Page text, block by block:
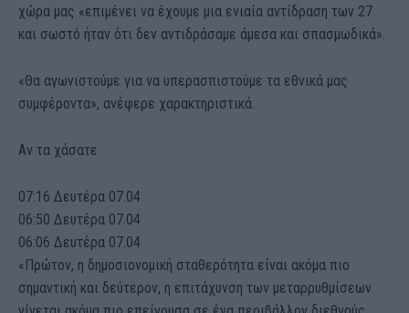
χώρα μας «επιμένει να έχουμε μια ενιαία αντίδραση των 27
και σωστό ήταν ότι δεν αντιδράσαμε άμεσα και σπασμωδικά».
«Θα αγωνιστούμε για να υπερασπιστούμε τα εθνικά μας
συμφέροντα», ανέφερε χαρακτηριστικά.
Αν τα χάσατε
07:16 Δευτέρα 07.04
06:50 Δευτέρα 07.04
06:06 Δευτέρα 07.04
«Πρώτον, η δημοσιονομική σταθερότητα είναι ακόμα πιο
σημαντική και δεύτερον, η επιτάχυνση των μεταρρυθμίσεων